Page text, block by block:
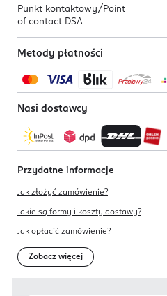
Punkt kontaktowy/ Point
of contact DSA
Metody płatności
Nasi dostawcy
Przydatne informacje
Jak złożyć zamówienie?
Jakie są formy i koszty dostawy?
Jak opłacić zamówienie?
Zobacz więcej